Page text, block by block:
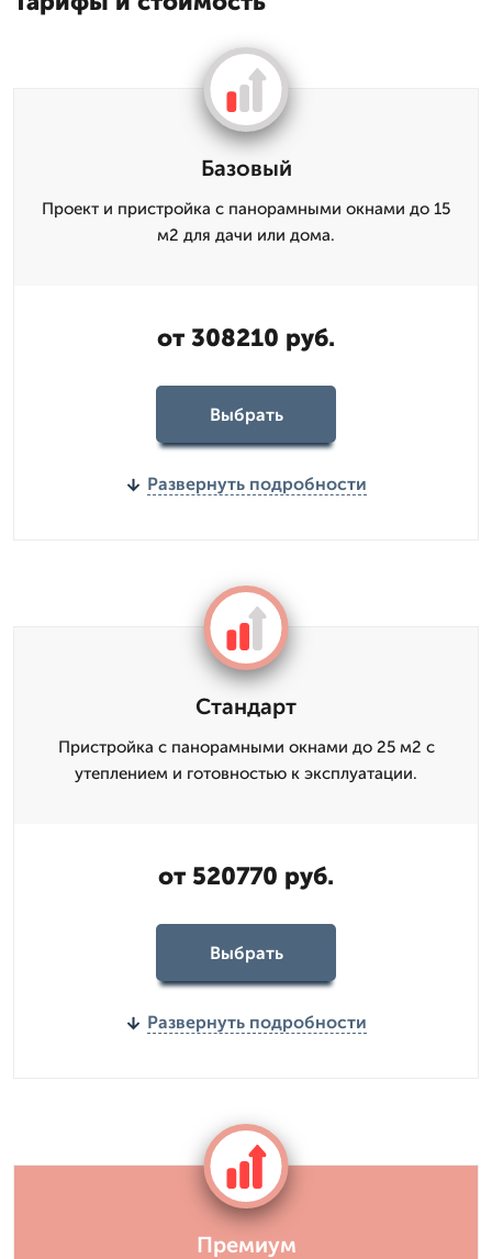
Базовый
Проект и пристройка с панорамными окнами до 15
м2 для дачи или дома.
от 308210 руб.
Выбрать
Развернуть подробности
Стандарт
Пристройка с панорамными окнами до 25 м2 с
утеплением и готовностью к эксплуатации.
от 520770 руб.
Выбрать
Развернуть подробности
Премиум